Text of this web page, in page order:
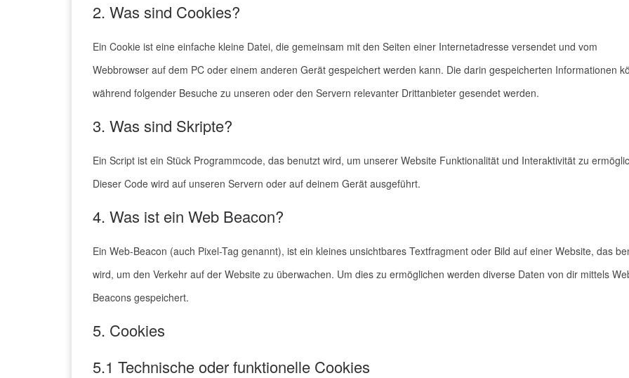
2. Was sind Cookies?
Ein Cookie ist eine einfache kleine Datei, die gemeinsam mit den Seiten einer Internetadresse versendet und vom
Webbrowser auf dem PC oder einem anderen Gerät gespeichert werden kann. Die darin gespeicherten Informationen
während folgender Besuche zu unseren oder den Servern relevanter Drittanbieter gesendet werden.
3. Was sind Skripte?
Ein Script ist ein Stück Programmcode, das benutzt wird, um unserer Website Funktionalität und Interaktivität zu
Dieser Code wird auf unseren Servern oder auf deinem Gerät ausgeführt.
4. Was ist ein Web Beacon?
Ein Web-Beacon (auch Pixel-Tag genannt), ist ein kleines unsichtbares Textfragment oder Bild auf einer Website, das
wird, um den Verkehr auf der Website zu überwachen. Um dies zu ermöglichen werden diverse Daten von dir mittels
Beacons gespeichert.
5. Cookies
5.1 Technische oder funktionelle Cookies